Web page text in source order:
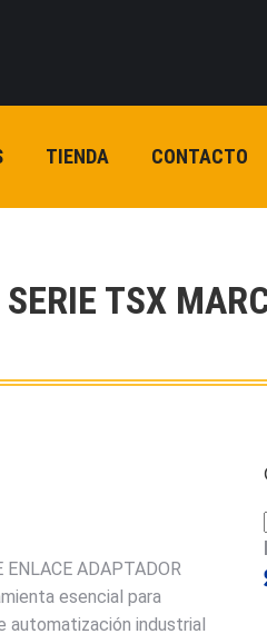
TIENDA CONTACTO
TSX
ADAPTADOR
esencial para
automatización industrial